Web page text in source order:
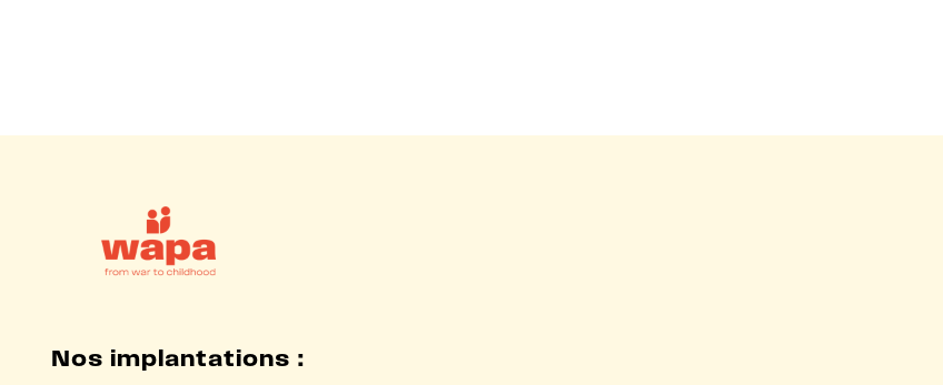
Nos implantations :